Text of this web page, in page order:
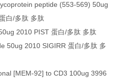
peptide (553-569) 50ug
白/多肽 多肽
2010 PIST 蛋白/多肽 多肽
50ug 2010 SIGIRR 蛋白/多肽 多
[MEM-92] to CD3 100ug 3996